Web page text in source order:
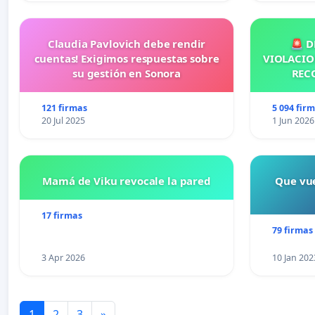
Claudia Pavlovich debe rendir
cuentas! Exigimos respuestas sobre
su gestión en Sonora
121 firmas
20 Jul 2025
🚨
5 094
1 Jun 2026
Mamá de Viku revocale la pared
17 firmas
3 Apr 2026
Que
79 firmas
10 Jan